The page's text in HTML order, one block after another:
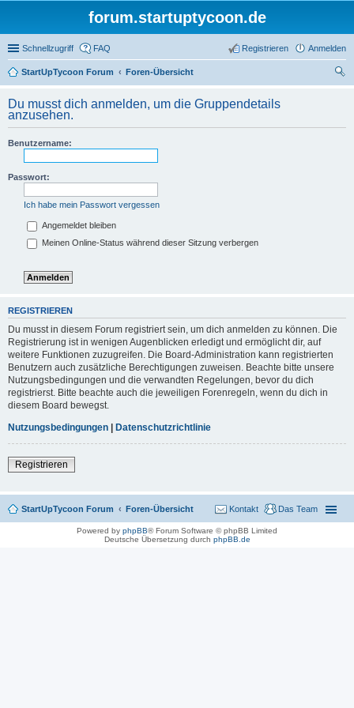
forum.startuptycoon.de
Schnellzugriff FAQ Anmelden
Registrieren
StartUpTycoon Forum
Foren-Übersicht
Du musst dich anmelden, um die Gruppendetails
anzusehen.
Benutzername:
Passwort:
Ich habe mein Passwort vergessen
Angemeldet bleiben
Meinen Online-Status während dieser Sitzung verbergen
REGISTRIEREN
Du musst in diesem Forum registriert sein, um dich anmelden zu können. Die
Registrierung ist in wenigen Augenblicken erledigt und ermöglicht dir, auf
weitere Funktionen zuzugreifen. Die Board-Administration kann registrierten
Benutzern auch zusätzliche Berechtigungen zuweisen. Beachte bitte unsere
Nutzungsbedingungen und die verwandten Regelungen, bevor du dich
registrierst. Bitte beachte auch die jeweiligen Forenregeln, wenn du dich in
diesem Board bewegst.
Nutzungsbedingungen | Datenschutzrichtlinie
Registrieren
StartUpTycoon Forum Foren-Übersicht Das Team
Kontakt
Powered by phpBB® Forum Software © phpBB Limited
Deutsche Übersetzung durch phpBB.de